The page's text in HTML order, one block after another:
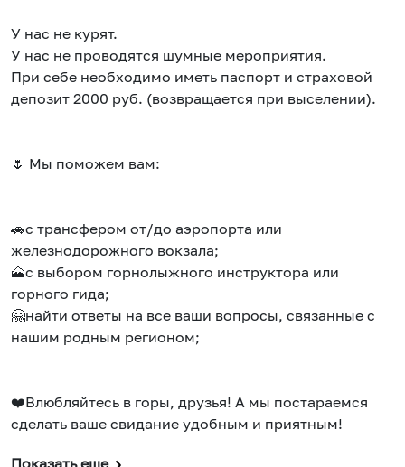
У нас не курят.
У нас не проводятся шумные мероприятия.
При себе необходимо иметь паспорт и страховой
депозит 2000 руб. (возвращается при выселении).
🌷 Мы поможем вам:
🚗с трансфером от/до аэропорта или
железнодорожного вокзала;
🗻с выбором горнолыжного инструктора или
горного гида;
🤗найти ответы на все ваши вопросы, связанные с
нашим родным регионом;
❤️Влюбляйтесь в горы, друзья! А мы постараемся
сделать ваше свидание удобным и приятным!